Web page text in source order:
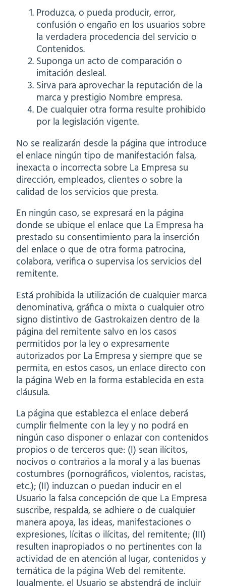
Produzca, o pueda producir, error,
confusión o engaño en los usuarios sobre
la verdadera procedencia del servicio o
Contenidos.
Suponga un acto de comparación o
imitación desleal.
Sirva para aprovechar la reputación de la
marca y prestigio Nombre empresa.
De cualquier otra forma resulte prohibido
por la legislación vigente.
No se realizarán desde la página que introduce
el enlace ningún tipo de manifestación falsa,
inexacta o incorrecta sobre La Empresa su
dirección, empleados, clientes o sobre la
calidad de los servicios que presta.
En ningún caso, se expresará en la página
donde se ubique el enlace que La Empresa ha
prestado su consentimiento para la inserción
del enlace o que de otra forma patrocina,
colabora, verifica o supervisa los servicios del
remitente.
Está prohibida la utilización de cualquier marca
denominativa, gráfica o mixta o cualquier otro
signo distintivo de Gastrokaizen dentro de la
página del remitente salvo en los casos
permitidos por la ley o expresamente
autorizados por La Empresa y siempre que se
permita, en estos casos, un enlace directo con
la página Web en la forma establecida en esta
cláusula.
La página que establezca el enlace deberá
cumplir fielmente con la ley y no podrá en
ningún caso disponer o enlazar con contenidos
propios o de terceros que: (I) sean ilícitos,
nocivos o contrarios a la moral y a las buenas
costumbres (pornográficos, violentos, racistas,
etc.); (II) induzcan o puedan inducir en el
Usuario la falsa concepción de que La Empresa
suscribe, respalda, se adhiere o de cualquier
manera apoya, las ideas, manifestaciones o
expresiones, lícitas o ilícitas, del remitente; (III)
resulten inapropiados o no pertinentes con la
actividad de en atención al lugar, contenidos y
temática de la página Web del remitente.